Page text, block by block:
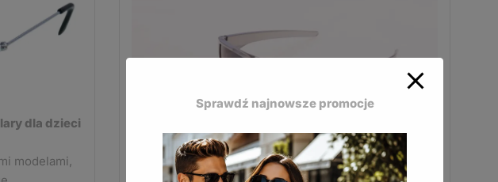
dla dzieci
modelami,
Okulary przeciwsłoneczne Kids – okulary dla dzieci
Sprawdź najnowsze promocje